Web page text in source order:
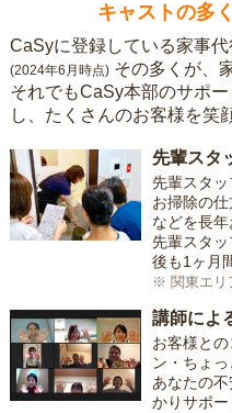
キャストの多
CaSyに登録している家事代
(2024年6月時点) その多くが、
それでもCaSy本部のサポ
し、たくさんのお客様を笑
先輩スタ
先輩スタッ
お掃除の
などを長
先輩スタ
後も1ヶ月
※ 関東エリ
講師によ
お客様と
ン・ちょ
あなたの
かりサポー